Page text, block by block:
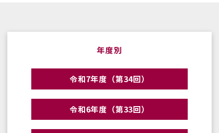
年度別
令和7年度（第34回）
令和6年度（第33回）